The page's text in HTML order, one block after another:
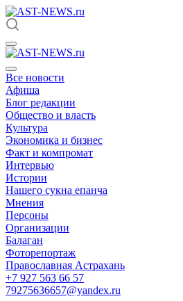
Все новости
Афиша
Блог редакции
Общество и власть
Культура
Экономика и бизнес
Факт и компромат
Интервью
Истории
Нашего сукна епанча
Мнения
Персоны
Организации
Балаган
Фоторепортаж
Православная Астрахань
+7 927 563 66 57
79275636657@yandex.ru